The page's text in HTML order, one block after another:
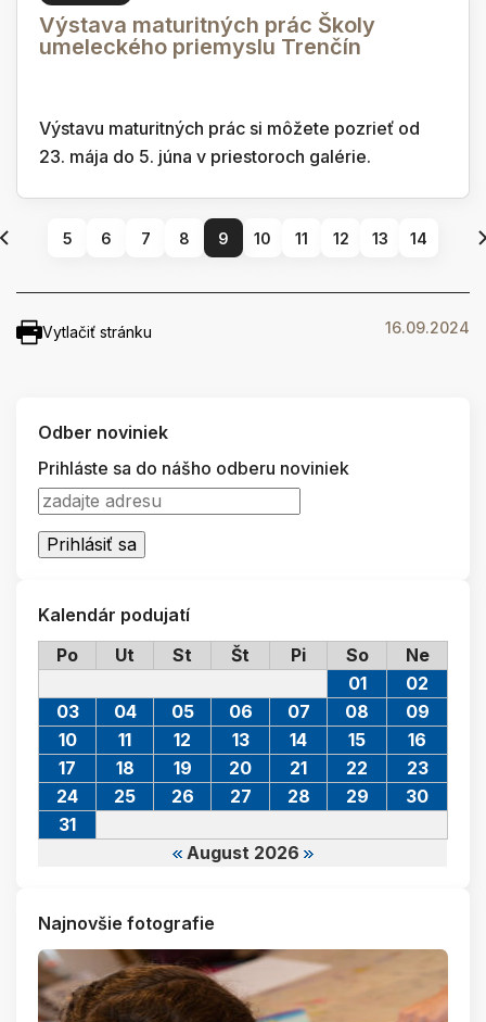
Výstava maturitných prác Školy
umeleckého priemyslu Trenčín
Výstavu maturitných prác si môžete pozrieť od
23. mája do 5. júna v priestoroch galérie.
5 6 7 8 9 10 11 12 13 14
Vytlačiť stránku 16.09.2024
Odber noviniek
Prihláste sa do nášho odberu noviniek
Kalendár podujatí
Po
Ut St Št Pi So Ne
August 2026
01
02
03
04 05 06 07 08
09
10
11 12 13 14 15
16
17
18 19 20 21 22
23
24
25 26 27 28 29
30
31
Najnovšie fotografie